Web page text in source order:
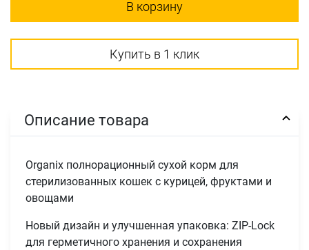
В корзину
Купить в 1 клик
Описание товара
Organix полнорационный сухой корм для
стерилизованных кошек с курицей, фруктами и
овощами
Новый дизайн и улучшенная упаковка: ZIP-Lock
для герметичного хранения и сохранения